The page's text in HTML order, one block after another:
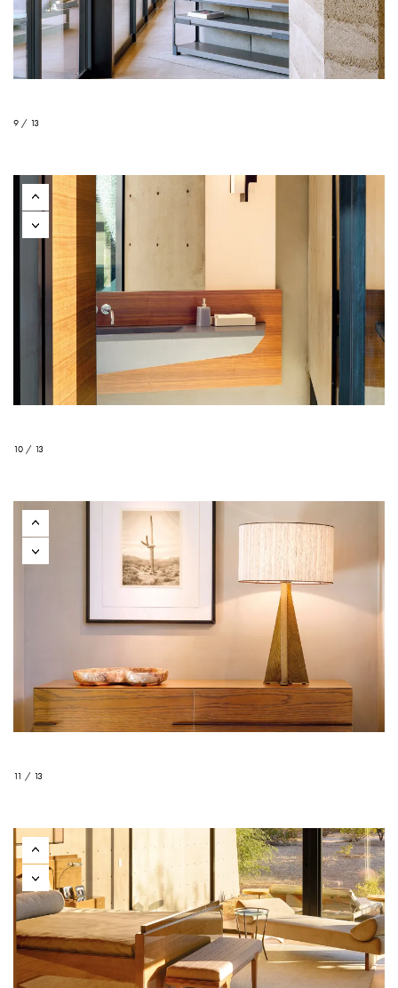
9 / 13
10 / 13
11 / 13